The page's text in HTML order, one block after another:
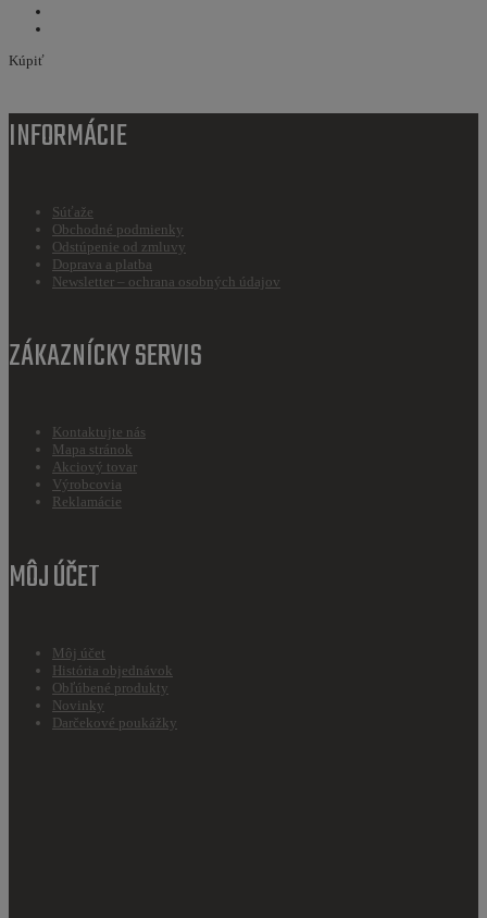
Kúpiť
INFORMÁCIE
Súťaže
Obchodné podmienky
Odstúpenie od zmluvy
Doprava a platba
Newsletter – ochrana osobných údajov
ZÁKAZNÍCKY SERVIS
Kontaktujte nás
Mapa stránok
Akciový tovar
Výrobcovia
Reklamácie
MÔJ ÚČET
Môj účet
História objednávok
Obľúbené produkty
Novinky
Darčekové poukážky